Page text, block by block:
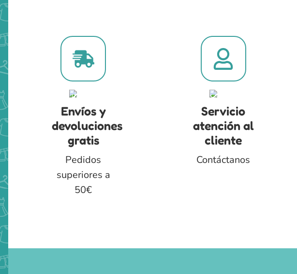
Envíos y
devoluciones
gratis
Pedidos
superiores a
50€
Servicio
atención al
cliente
Contáctanos